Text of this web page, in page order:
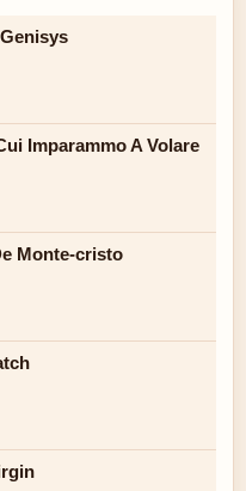
Imparammo A Volare
Monte-cristo